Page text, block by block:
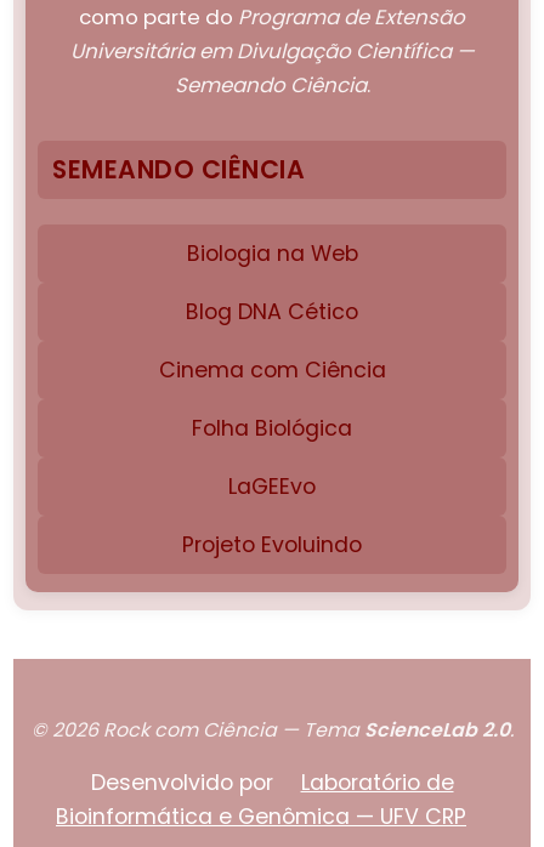
como parte do Programa de Extensão
Universitária em Divulgação Científica —
Semeando Ciência.
SEMEANDO CIÊNCIA
Biologia na Web
Blog DNA Cético
Cinema com Ciência
Folha Biológica
LaGEEvo
Projeto Evoluindo
© 2026 Rock com Ciência — TemaScienceLab 2.0.
Desenvolvido por
Laboratório de
Bioinformática e Genômica — UFV CRP